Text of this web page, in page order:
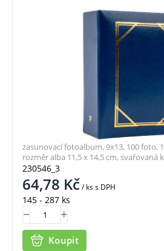
230546_3
64,78 Kč/ kss DPH
145 - 287 ks
Koupit
zasunovací fotoalbum, 9x13, 100 foto,
rozměr alba 11,5 x 14,5 cm, svařovaná